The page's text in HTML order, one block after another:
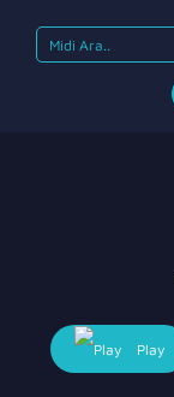
Search
for:
Play